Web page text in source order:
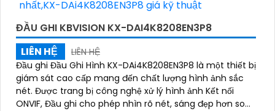
ĐẦU GHI KBVISION KX-DAI4K8208EN3P8
LIÊN HỆ
LIÊN HỆ
Đầu ghi Đầu Ghi Hình KX-DAi4K8208EN3P8 là một thiết bị
giám sát cao cấp mang đến chất lượng hình ảnh sắc
nét. Được trang bị công nghệ xử lý hình ảnh Kết nối
ONVIF, Đầu ghi cho phép nhìn rõ nét, sáng đẹp hơn so